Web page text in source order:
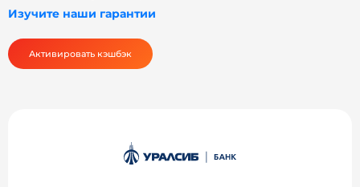
Изучите наши гарантии
Активировать кэшбэк